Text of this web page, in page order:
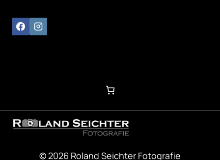
© 2026 Roland Seichter Fotografie